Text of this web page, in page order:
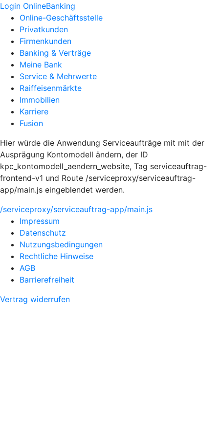
Login OnlineBanking
Online-Geschäftsstelle
Privatkunden
Firmenkunden
Banking & Verträge
Meine Bank
Service & Mehrwerte
Raiffeisenmärkte
Immobilien
Karriere
Fusion
Hier würde die Anwendung Serviceaufträge mit mit der
Ausprägung Kontomodell ändern, der ID
kpc_kontomodell_aendern_website, Tag serviceauftrag-
frontend-v1 und Route /serviceproxy/serviceauftrag-
app/main.js eingeblendet werden.
/serviceproxy/serviceauftrag-app/main.js
Impressum
Datenschutz
Nutzungsbedingungen
Rechtliche Hinweise
AGB
Barrierefreiheit
Vertrag widerrufen